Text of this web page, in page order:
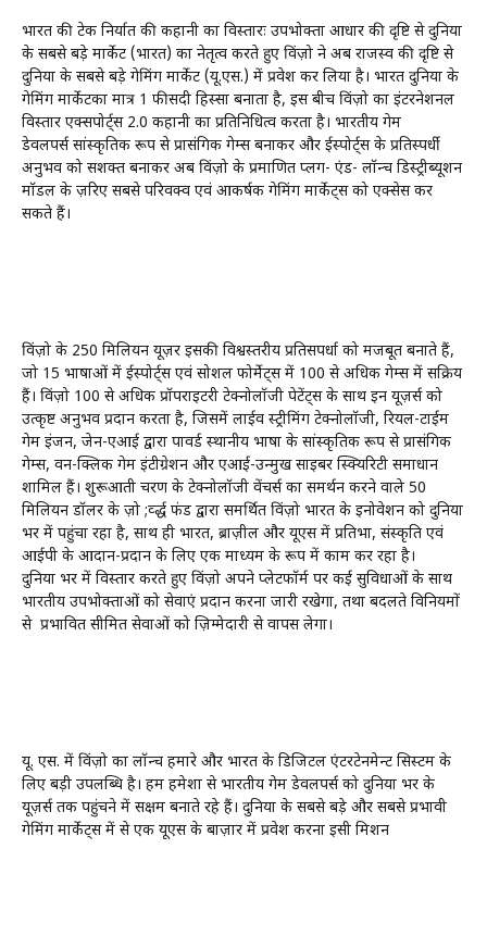
भारत की टेक निर्यात की कहानी का विस्तारः उपभोक्ता आधार की दृष्टि से दुनिया
के सबसे बड़े मार्केट (भारत) का नेतृत्व करते हुए विंज़ो ने अब राजस्व की दृष्टि से
दुनिया के सबसे बड़े गेमिंग मार्केट (यू.एस.) में प्रवेश कर लिया है। भारत दुनिया के
गेमिंग मार्केटका मात्र 1 फीसदी हिस्सा बनाता है, इस बीच विंज़ो का इंटरनेशनल
विस्तार एक्सपोर्ट्स 2.0 कहानी का प्रतिनिधित्व करता है। भारतीय गेम
डेवलपर्स सांस्कृतिक रूप से प्रासंगिक गेम्स बनाकर और ईस्पोर्ट्स के प्रतिस्पर्धी
अनुभव को सशक्त बनाकर अब विंज़ो के प्रमाणित प्लग- एंड- लॉन्च डिस्ट्रीब्यूशन
मॉडल के ज़रिए सबसे परिवक्व एवं आकर्षक गेमिंग मार्केट्स को एक्सेस कर
सकते हैं।
विंज़ो के 250 मिलियन यूज़र इसकी विश्वस्तरीय प्रतिसपर्धा को मजबूत बनाते हैं,
जो 15 भाषाओं में ईस्पोर्ट्स एवं सोशल फोर्मेट्स में 100 से अधिक गेम्स में सक्रिय
हैं। विंज़ो 100 से अधिक प्रॉपराइटरी टेक्नोलॉजी पेटेंट्स के साथ इन यूज़र्स को
उत्कृष्ट अनुभव प्रदान करता है, जिसमें लाईव स्ट्रीमिंग टेक्नोलॉजी, रियल-टाईम
गेम इंजन, जेन-एआई द्वारा पावर्ड स्थानीय भाषा के सांस्कृतिक रूप से प्रासंगिक
गेम्स, वन-क्लिक गेम इंटीग्रेशन और एआई-उन्मुख साइबर स्क्यिरिटी समाधान
शामिल हैं। शुरूआती चरण के टेक्नोलॉजी वेंचर्स का समर्थन करने वाले 50
मिलियन डॉलर के ज़ो ;र्व्द्ध फंड द्वारा समर्थित विंज़ो भारत के इनोवेशन को दुनिया
भर में पहुंचा रहा है, साथ ही भारत, ब्राज़ील और यूएस में प्रतिभा, संस्कृति एवं
आईपी के आदान-प्रदान के लिए एक माध्यम के रूप में काम कर रहा है।
दुनिया भर में विस्तार करते हुए विंज़ो अपने प्लेटफॉर्म पर कई सुविधाओं के साथ
भारतीय उपभोक्ताओं को सेवाएं प्रदान करना जारी रखेगा, तथा बदलते विनियमों
से प्रभावित सीमित सेवाओं को ज़िम्मेदारी से वापस लेगा।
यू. एस. में विंज़ो का लॉन्च हमारे और भारत के डिजिटल एंटरटेनमेन्ट सिस्टम के
लिए बड़ी उपलब्धि है। हम हमेशा से भारतीय गेम डेवलपर्स को दुनिया भर के
यूज़र्स तक पहुंचने में सक्षम बनाते रहे हैं। दुनिया के सबसे बड़े और सबसे प्रभावी
गेमिंग मार्केट्स में से एक यूएस के बाज़ार में प्रवेश करना इसी मिशन